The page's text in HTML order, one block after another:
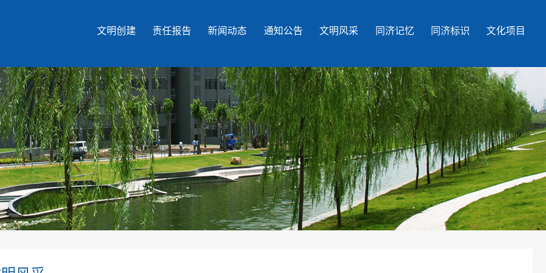
文明创建 责任报告 新闻动态 通知公告 文明风采 同济记忆 同济标识 文化项目